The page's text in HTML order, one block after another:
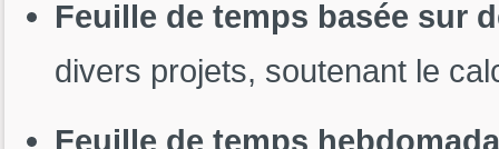
Feuille de temps basée sur
divers projets, soutenant le
Feuille de temps